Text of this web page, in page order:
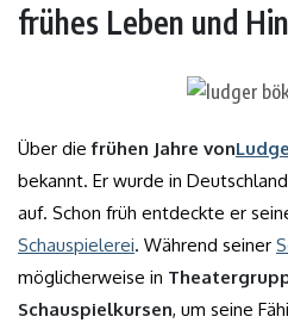
frühes Leben und
Über diefrühen Jahre von
bekannt. Er wurde in
auf. Schon früh entdeckte er
Schauspielerei. Während seiner
möglicherweise in
Schauspielkursen, um seine